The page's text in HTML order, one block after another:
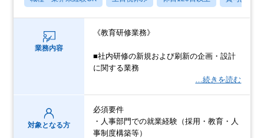
業務内容
《教育研修業務》
■社内研修の新規および刷新の企画・設計
に関する業務
…続きを読む
対象となる方
必須要件
・人事部門での就業経験（採用・教育・人
事制度構築等）